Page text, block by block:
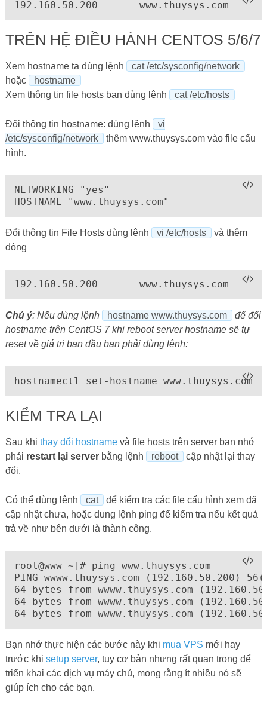
TRÊN HỆ ĐIỀU HÀNH CENTOS 5/6/7
Xem hostname ta dùng lệnh
cat /etc/sysconfig/network
hoặc
hostname
Xem thông tin file hosts bạn dùng lệnh
cat /etc/hosts
Đổi thông tin hostname: dùng lệnh
vi
/etc/sysconfig/network
thêm www.thuysys.com vào file cấu
hình.
NETWORKING="yes"
Đổi thông tin File Hosts dùng lệnh vi /etc/hosts
và thêm
dòng
Chú ý: Nếu dùng lệnh hostname www.thuysys.com
để đổi
hostname trên CentOS 7 khi reboot server hostname sẽ tự
reset về giá trị ban đầu bạn phải dùng lệnh:
hostnamectl set-hostname www.thuysys.com
KIỂM TRA LẠI
Sau khi thay đổi hostnamevà file hosts trên server bạn nhớ
phải restart lại serverbằng lệnh reboot
cập nhật lại thay
đổi.
Có thể dùng lệnh cat
để kiểm tra các file cấu hình xem đã
cập nhật chưa, hoặc dung lệnh ping để kiểm tra nếu kết quả
trả về như bên dưới là thành công.
root@www ~]# ping www.thuysys.com
PING wwww.thuysys.com (192.160.50.200)
64 bytes from wwww.thuysys.com
64 bytes from wwww.thuysys.com
Bạn nhớ thực hiện các bước này khi mua VPS mới hay
trước khi setup server, tuy cơ bản nhưng rất quan trọng để
triển khai các dịch vụ máy chủ, mong rằng ít nhiều nó sẽ
giúp ích cho các bạn.